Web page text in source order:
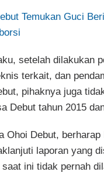
Temukan Guci
setelah dilakukan
terkait, dan
pihaknya juga
Debut tahun 2015
Ohoi Debut, berharap
laporan yang
ini tidak pernah